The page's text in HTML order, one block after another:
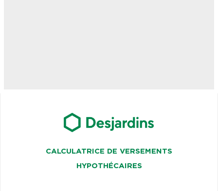
CALCULATRICE DE VERSEMENTS
HYPOTHÉCAIRES